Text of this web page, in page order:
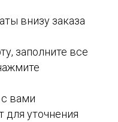
внизу заказа
заполните все
вами
для уточнения